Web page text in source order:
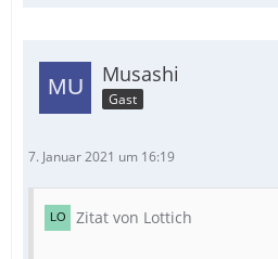
Musashi
Gast
7. Januar 2021 um 16:19
Zitat von Lottich